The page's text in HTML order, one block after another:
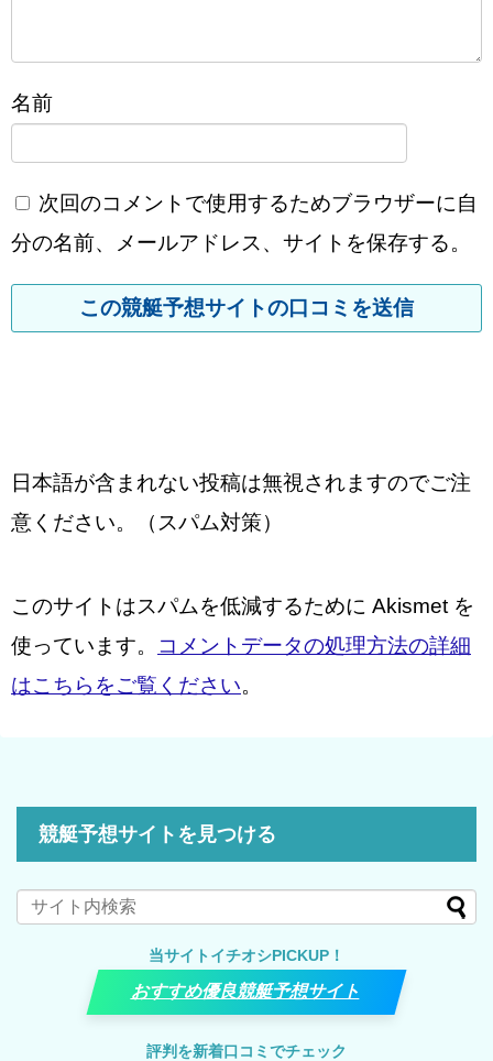
名前
次回のコメントで使用するためブラウザーに自
分の名前、メールアドレス、サイトを保存する。
日本語が含まれない投稿は無視されますのでご注
意ください。（スパム対策）
このサイトはスパムを低減するために Akismet を
使っています。
コメントデータの処理方法の詳細
はこちらをご覧ください。
競艇予想サイトを見つける
当サイトイチオシPICKUP！
おすすめ優良競艇予想サイト
評判を新着口コミでチェック